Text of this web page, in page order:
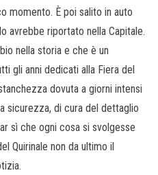
momento. È poi salito in auto
avrebbe riportato nella Capitale.
nella storia e che è un
gli anni dedicati alla Fiera del
dovuta a giorni intensi
sicurezza, di cura del dettaglio
sì che ogni cosa si svolgesse
Quirinale non da ultimo il